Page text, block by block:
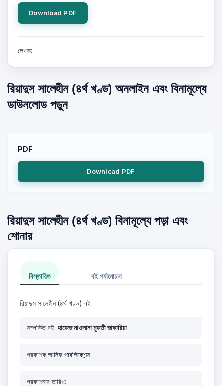
Download PDF
লেখক:
রিয়াদুস সালেহীন (৪র্থ খণ্ড) অনলাইন এবং বিনামূল্যে
ডাউনলোড পড়ুন
PDF
Download PDF
রিয়াদুস সালেহীন (৪র্থ খণ্ড) বিনামূল্যে পড়া এবং
শোনার
বিস্তারিত বই পর্যালোচনা
রিয়াদুস সালেহীন (৪র্থ খণ্ড) বই
সম্পর্কিত বই: হাফেজ মাওলানা মুফতী জাকারিয়া
প্রকাশক:আলিফ পাবলিকেশন্স
প্রকাশনার তারিখ: